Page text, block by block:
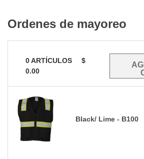
Ordenes de mayoreo
0ARTÍCULOS
$
0.00
Black/ Lime - B100